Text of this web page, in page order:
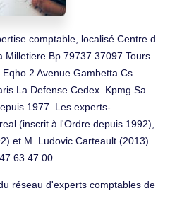
comptable, localisé Centre d
Milletiere Bp 79737 37097 Tours
2 Avenue Gambetta Cs
La Defense Cedex. Kpmg Sa
1977. Les experts-
(inscrit à l'Ordre depuis 1992),
et M. Ludovic Carteault (2013).
63 47 00.
réseau d'experts comptables de